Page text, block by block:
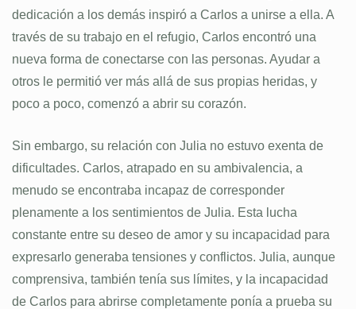
dedicación a los demás inspiró a Carlos a unirse a ella. A
través de su trabajo en el refugio, Carlos encontró una
nueva forma de conectarse con las personas. Ayudar a
otros le permitió ver más allá de sus propias heridas, y
poco a poco, comenzó a abrir su corazón.
Sin embargo, su relación con Julia no estuvo exenta de
dificultades. Carlos, atrapado en su ambivalencia, a
menudo se encontraba incapaz de corresponder
plenamente a los sentimientos de Julia. Esta lucha
constante entre su deseo de amor y su incapacidad para
expresarlo generaba tensiones y conflictos. Julia, aunque
comprensiva, también tenía sus límites, y la incapacidad
de Carlos para abrirse completamente ponía a prueba su